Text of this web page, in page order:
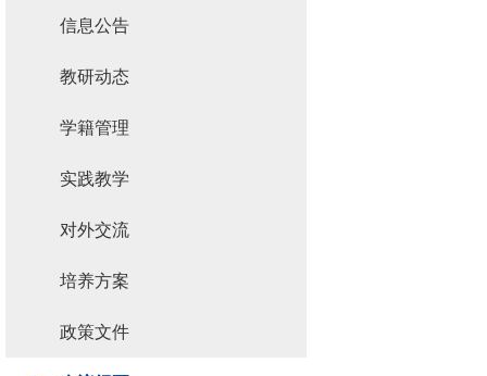
信息公告
教研动态
学籍管理
实践教学
对外交流
培养方案
政策文件